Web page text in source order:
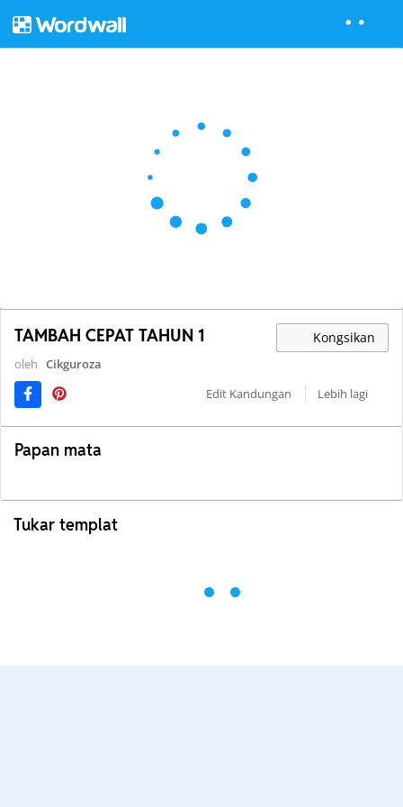
TAMBAH CEPAT TAHUN 1 Kongsikan
oleh Cikguroza
Edit Kandungan
Lebih lagi
Papan mata
Tukar templat